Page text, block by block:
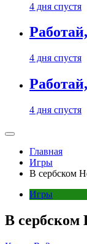
4 дня спустя
4 дня спустя
4 дня спустя
Главная
Игры
В сербском
Игры
В сербском